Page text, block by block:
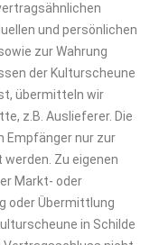
und persönlichen
zur Wahrung
der Kulturscheune
übermitteln wir
z.B. Auslieferer. Die
Empfänger nur zur
Zu eigenen
Markt- oder
oder Übermittlung
in Schilde